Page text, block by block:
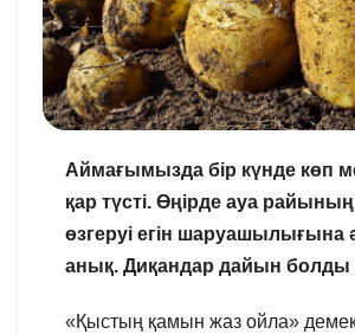
Аймағымызда бір күнде көп
қар түсті. Өңірде ауа
өзгеруі егін шаруашылығына
анық. Диқандар дайын болды
«Қыстың қамын жаз ойла»